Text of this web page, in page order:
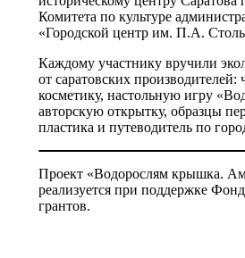
Комитета по культуре
«Городской центр им. П.А.
Каждому участнику вручили
от саратовских производителей:
косметику, настольную игру
авторскую открытку, образцы
пластика и путеводитель по
Проект «Водорослям крышка.
реализуется при поддержке
грантов.